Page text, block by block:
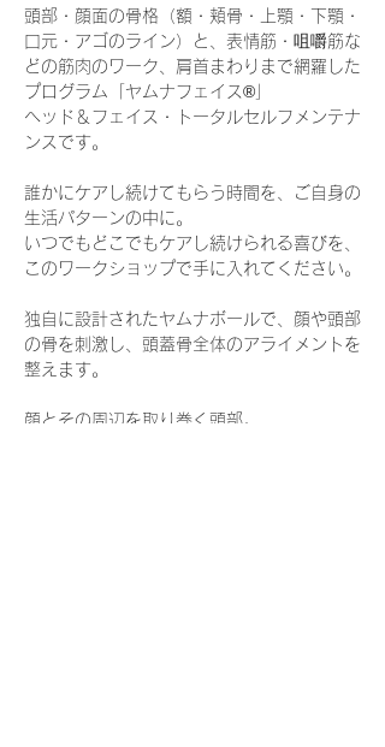
頭部・顔面の骨格（額・頬骨・上顎・下顎・
口元・アゴのライン）と、表情筋・咀嚼筋な
どの筋肉のワーク、肩首まわりまで網羅した
プログラム「ヤムナフェイス®︎」
ヘッド＆フェイス・トータルセルフメンテナ
ンスです。
誰かにケアし続けてもらう時間を、ご自身の
生活パターンの中に。
いつでもどこでもケアし続けられる喜びを、
このワークショップで手に入れてください。
独自に設計されたヤムナボールで、顔や頭部
の骨を刺激し、頭蓋骨全体のアライメントを
整えます。
顔とその周辺を取り巻く頭部。